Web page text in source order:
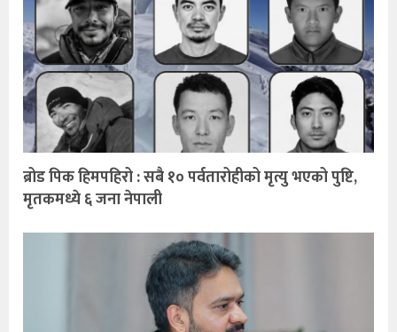
ब्रोड पिक हिमपहिरो : सबै १० पर्वतारोहीको मृत्यु भएको पुष्टि,
मृतकमध्ये ६ जना नेपाली